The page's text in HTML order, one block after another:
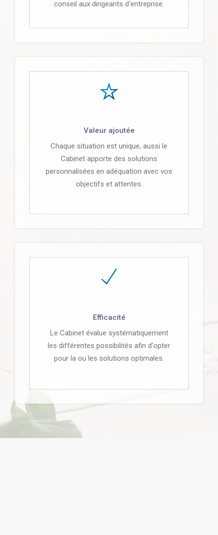
conseil aux dirigeants d'entreprise.
Valeur ajoutée
Chaque situation est unique, aussi le
Cabinet apporte des solutions
personnalisées en adéquation avec vos
objectifs et attentes.
Efficacité
Le Cabinet évalue systématiquement
les différentes possibilités afin d'opter
pour la ou les solutions optimales.